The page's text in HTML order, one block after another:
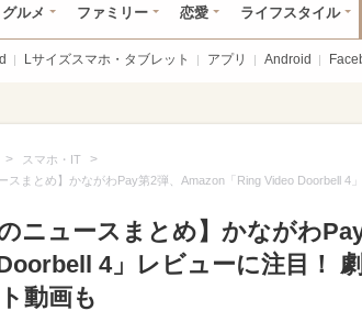
グルメ ファミリー 恋愛 ライフスタイル
Lサイズスマホ・タブレット アプリ Android
> スマホ・IT >
スまとめ】かながわPay第2弾、Amazon「Ring Video Doorbell 4
のニュースまとめ】かながわ
4」レビューに注目！
動画も